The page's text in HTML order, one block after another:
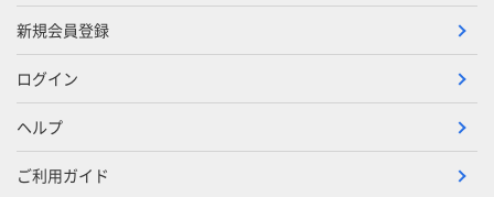
新規会員登録
ログイン
ヘルプ
ご利用ガイド